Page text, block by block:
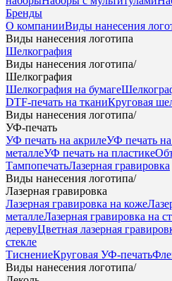
Бренды
О компанииВиды нанесения
Виды нанесения логотипа
Шелкография
Виды нанесения логотипа/
Шелкография
Шелкография на бумаге
DTF-печать на тканиКруговая
Виды нанесения логотипа/
УФ-печать
УФ печать на акрилеУФ печать
металлеУФ печать на пластике
ТампопечатьЛазерная гравировка
Виды нанесения логотипа/
Лазерная гравировка
Лазерная гравировка на коже
металлеЛазерная гравировка на
деревуЦветная лазерная
стекле
ТиснениеКруговая УФ-печать
Виды нанесения логотипа/